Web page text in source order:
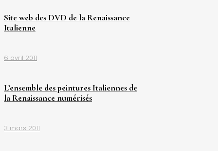
Site web des DVD de la Renaissance
Italienne
6 avril 2011
L’ensemble des peintures Italiennes de
la Renaissance numérisés
3 mars 2011